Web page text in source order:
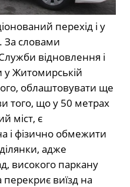
перехід і у
За словами
відновлення і
у Житомирській
облаштовувати ще
того, що у 50 метрах
міст, є
і фізично обмежити
адже
високого паркану
виїзд на